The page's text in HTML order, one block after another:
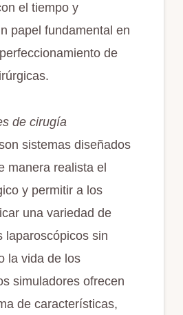
el tiempo y
papel fundamental en
de
de cirugía
sistemas diseñados
manera realista el
y permitir a los
una variedad de
laparoscópicos sin
la vida de los
simuladores ofrecen
de características,